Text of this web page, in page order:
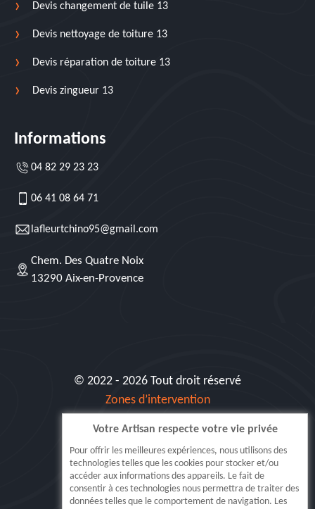
Devis changement de tuile 13
Devis nettoyage de toiture 13
Devis réparation de toiture 13
Devis zingueur 13
Informations
04 82 29 23 23
06 41 08 64 71
lafleurtchino95@gmail.com
Chem. Des Quatre Noix
13290 Aix-en-Provence
© 2022 - 2026 Tout droit réservé
Zones d’intervention
Siret: 515 062 404 000 30
Votre Artisan respecte votre vie privée
Pour offrir les meilleures expériences, nous utilisons des
technologies telles que les cookies pour stocker et/ou
accéder aux informations des appareils. Le fait de
consentir à ces technologies nous permettra de traiter des
données telles que le comportement de navigation. Les